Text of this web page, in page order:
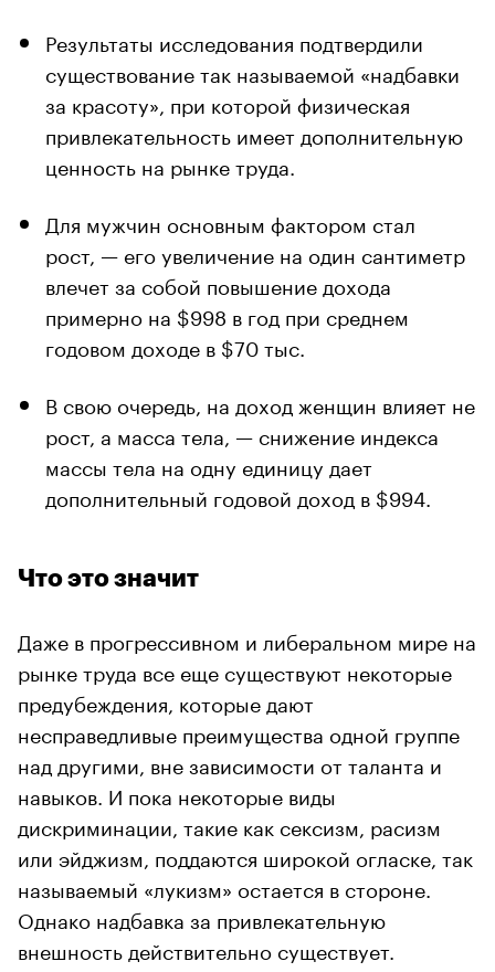
Результаты исследования подтвердили
существование так называемой «надбавки
за красоту», при которой физическая
привлекательность имеет дополнительную
ценность на рынке труда.
Для мужчин основным фактором стал
рост, — его увеличение на один сантиметр
влечет за собой повышение дохода
примерно на $998 в год при среднем
годовом доходе в $70 тыс.
В свою очередь, на доход женщин влияет не
рост, а масса тела, — снижение индекса
массы тела на одну единицу дает
дополнительный годовой доход в $994.
Что это значит
Даже в прогрессивном и либеральном мире на
рынке труда все еще существуют некоторые
предубеждения, которые дают
несправедливые преимущества одной группе
над другими, вне зависимости от таланта и
навыков. И пока некоторые виды
дискриминации, такие как сексизм, расизм
или эйджизм, поддаются широкой огласке, так
называемый «лукизм» остается в стороне.
Однако надбавка за привлекательную
внешность действительно существует.